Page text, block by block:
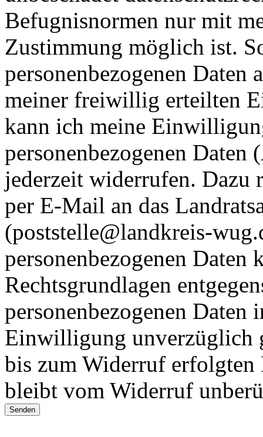
Befugnisnormen nur mit
Zustimmung möglich ist.
personenbezogenen
meiner freiwillig erteilten
kann ich meine
personenbezogenen
jederzeit widerrufen.
per E-Mail an das
(poststelle@landkreis-
personenbezogenen Daten
Rechtsgrundlagen
personenbezogenen
Einwilligung unverzüglich
bis zum Widerruf erfolgten
bleibt vom Widerruf
Senden